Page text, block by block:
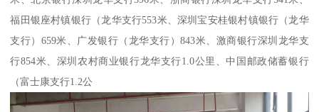
福田银座村镇银行（龙华支行553米、深圳宝安桂银村镇银行（龙华
支行）659米、广发银行（龙华支行）843米、激商银行深圳龙华支
行854米、深圳农村商业银行龙华支行1.0公里、中国邮政储蓄银行
（富士康支行1.2公